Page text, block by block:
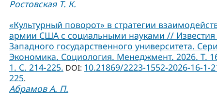
Ростовская Т. К.
«Культурный поворот» в стратегии
армии США с социальными науками //
Западного государственного университета.
Экономика. Социология. Менеджмент. 2026. Т.
1. С. 214-225. DOI: 10.21869/2223-1552-2026-16-1-
225.
Абрамов А. П.